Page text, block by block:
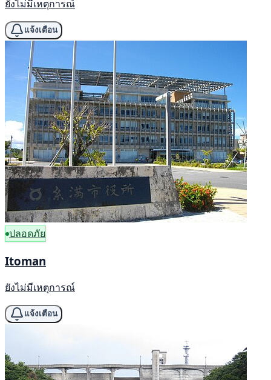
ยังไม่มีเหตุการณ์
แจ้งเตือน
ปลอดภัย
Itoman
ยังไม่มีเหตุการณ์
แจ้งเตือน